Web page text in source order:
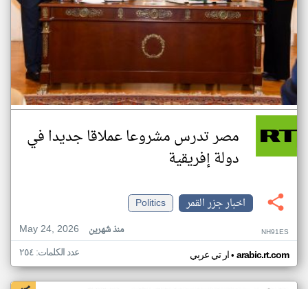
مصر تدرس مشروعا عملاقا جديدا في
دولة إفريقية
اخبار جزر القمر
Politics
May 24, 2026
منذ شهرين NH91ES
ار تي عربي• arabic.rt.com عدد الكلمات: ٢٥٤